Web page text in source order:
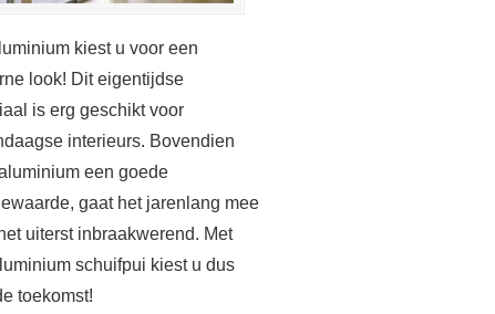
kiest u voor een
look! Dit eigentijdse
is erg geschikt voor
interieurs. Bovendien
een goede
gaat het jarenlang mee
uiterst inbraakwerend. Met
schuifpui kiest u dus
toekomst!